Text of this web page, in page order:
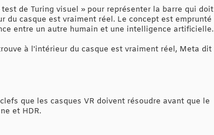
de Turing visuel » pour représenter la barre qui doit
casque est vraiment réel. Le concept est emprunté
entre un autre humain et une intelligence artificielle.
à l'intérieur du casque est vraiment réel, Meta dit
que les casques VR doivent résoudre avant que le
et HDR.